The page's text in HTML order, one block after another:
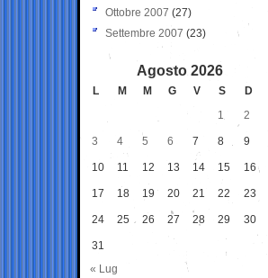
Ottobre 2007 (27)
Settembre 2007 (23)
Agosto 2026
L M M G V S
D
1
2
3 4 5 6 7 8 9
10 11 12 13 14 15 16
17 18 19 20 21 22 23
24 25 26 27 28 29 30
31
« Lug